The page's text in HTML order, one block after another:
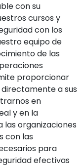
con su
cursos y
con los
equipo de
de las
proporcionar
a sus
en
y en la
las organizaciones
con las
para
efectivas